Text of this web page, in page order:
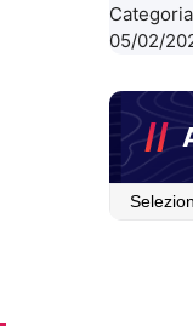
05/02/
Articoli